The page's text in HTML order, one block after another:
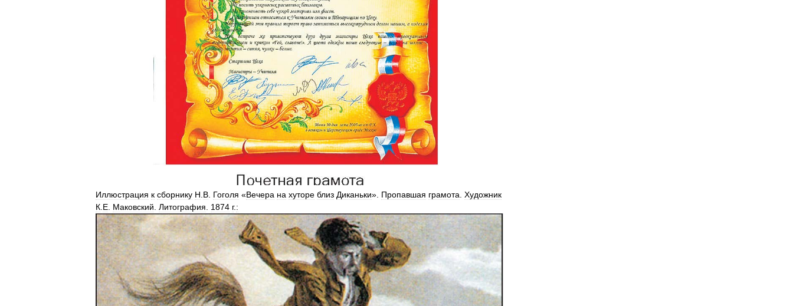
Иллюстрация к сборнику Н В Гоголя «Вечера на хуторе близ Диканьки». Пропавшая грамота Художник
К Е Маковский Литография 1874 г.: